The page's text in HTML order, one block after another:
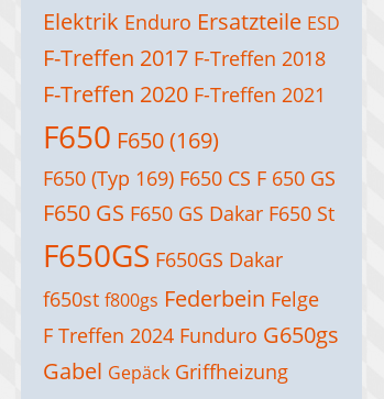
Elektrik Enduro Ersatzteile ESD
F-Treffen 2017 F-Treffen 2018
F-Treffen 2020 F-Treffen 2021
F650 F650 (169)
F650 (Typ 169) F650 CS F 650 GS
F650 GS F650 GS Dakar F650 St
F650GS F650GS Dakar
f650st f800gs Federbein Felge
F Treffen 2024 Funduro G650gs
Gabel Gepäck Griffheizung